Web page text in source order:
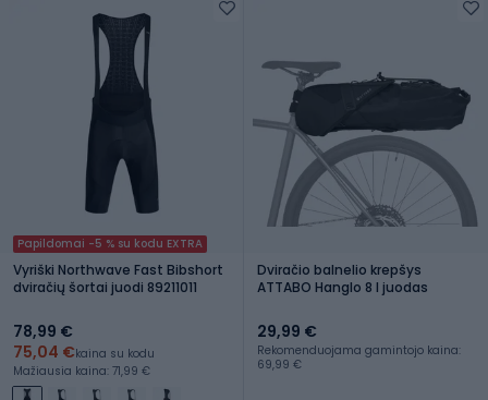
Papildomai -5 % su kodu EXTRA
Vyriški Northwave Fast Bibshort
dviračių šortai juodi 89211011
78,99 €
75,04 €kaina su kodu
Mažiausia kaina: 71,99 €
Dviračio balnelio krepšys
ATTABO Hanglo 8 l juodas
29,99 €
Rekomenduojama gamintojo kaina:
69,99 €